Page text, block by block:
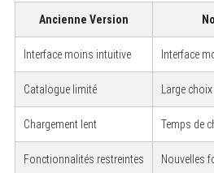
Ancienne Version
Interface moins intuitive Interface
Catalogue limité Large
Chargement lent Temps de
Fonctionnalités restreintes Nouvelles